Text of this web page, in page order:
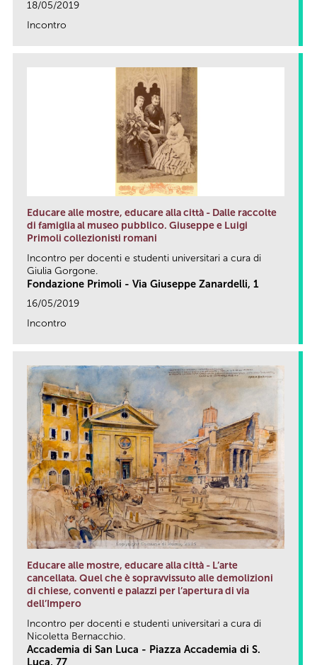
18/05/2019
Incontro
Educare alle mostre, educare alla città - Dalle raccolte
di famiglia al museo pubblico. Giuseppe e Luigi
Primoli collezionisti romani
Incontro per docenti e studenti universitari a cura di
Giulia Gorgone.
Fondazione Primoli - Via Giuseppe Zanardelli, 1
16/05/2019
Incontro
Educare alle mostre, educare alla città - L’arte
cancellata. Quel che è sopravvissuto alle demolizioni
di chiese, conventi e palazzi per l’apertura di via
dell’Impero
Incontro per docenti e studenti universitari a cura di
Nicoletta Bernacchio.
Accademia di San Luca - Piazza Accademia di S.
Luca, 77